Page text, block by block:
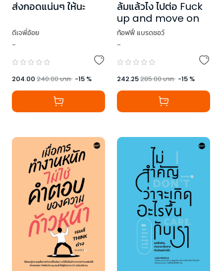
ส่งกอดแน่นๆ ให้นะ
ดีเจพี่อ้อย
-
204.00 240.00บาท -15 %
ล้มแล้วไง ไปต่อ Fuck
up and move on
ท้อฟฟี่ แบรดชอว์
-
242.25285.00บาท -15 %